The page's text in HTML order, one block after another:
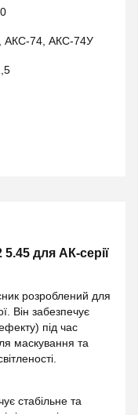
АКС-74, АКС-74У
для АК-серії
розроблений для
Він забезпечує
під час
маскування та
стабільне та